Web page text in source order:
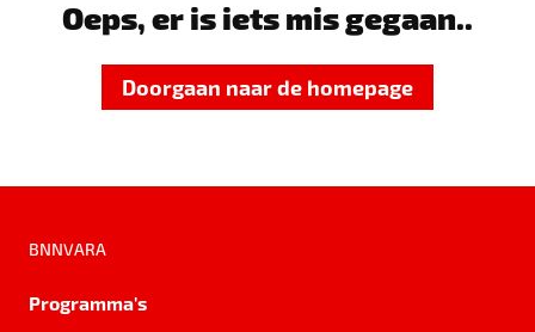
Oeps, er is iets mis gegaan..
Doorgaan naar de homepage
BNNVARA
Programma's